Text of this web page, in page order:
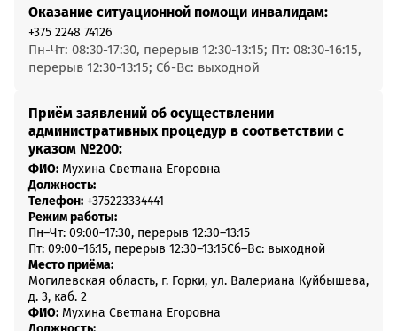
Оказание ситуационной помощи инвалидам:
+375 2248 74126
Пн-Чт: 08:30-17:30, перерыв 12:30-13:15; Пт: 08:30-16:15,
перерыв 12:30-13:15; Сб-Вс: выходной
Приём заявлений об осуществлении
административных процедур в соответствии с
указом №200:
ФИО: Мухина Светлана Егоровна
Должность:
Телефон: +375223334441
Режим работы:
Пн–Чт: 09:00–17:30, перерыв 12:30–13:15
Пт: 09:00–16:15, перерыв 12:30–13:15Сб–Вс: выходной
Место приёма:
Могилевская область, г. Горки, ул. Валериана Куйбышева,
д. 3, каб. 2
ФИО: Мухина Светлана Егоровна